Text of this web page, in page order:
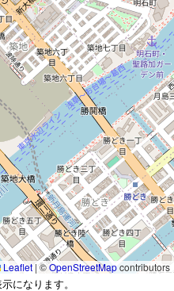
Leaflet |©OpenStreetMapcontributors
になります。